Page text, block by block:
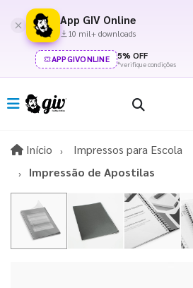
App GIV Online
10 mil+ downloads
APPGIVONLINE 5% OFF
*verifique condições
Início InícioImpressos para Escola
Impressão de Apostilas